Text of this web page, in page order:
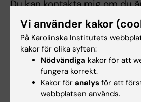
Du kan kontakta mig om du
forskningssamarbeten samt
examensarbeten inom
Undervisning
*Föreläsare och/eller
Vi använder kakor
På Karolinska Institutets
kakor för olika syften:
Nödvändiga kakor för att
fungera korrekt.
Kakor för analys för att
webbplatsen används.